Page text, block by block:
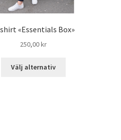
«Essentials Box»
250,00kr
Välj alternativ